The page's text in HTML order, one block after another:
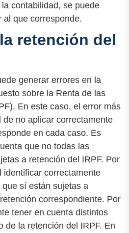
contabilidad, se puede
al que corresponde.
retención del
generar errores en la
sobre la Renta de las
En este caso, el error más
no aplicar correctamente
en cada caso. Es
que no todas las
a retención del IRPF. Por
identificar correctamente
sí están sujetas a
correspondiente. Por
tener en cuenta distintos
de la retención del IRPF. En